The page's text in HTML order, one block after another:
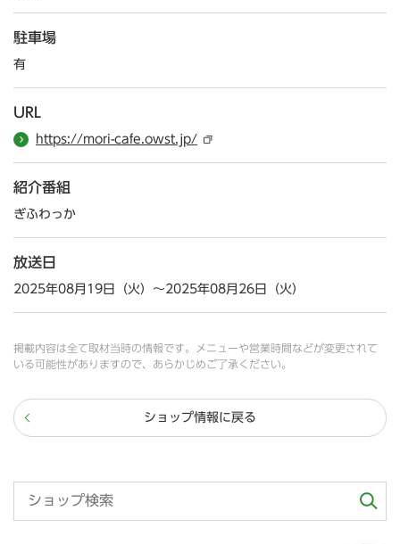
駐車場
有
URL
https://mori-cafe.owst.jp/
紹介番組
ぎふわっか
放送日
2025年08月19日（火）～2025年08月26日（火）
掲載内容は全て取材当時の情報です。メニューや営業時間などが変更されて
いる可能性がありますので、あらかじめご了承ください。
ショップ情報に戻る